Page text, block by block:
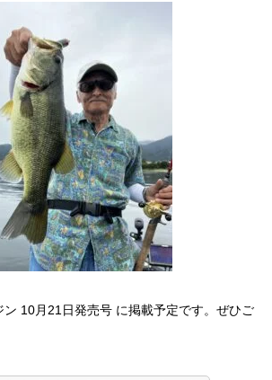
10月21日発売号 に掲載予定です。ぜひご